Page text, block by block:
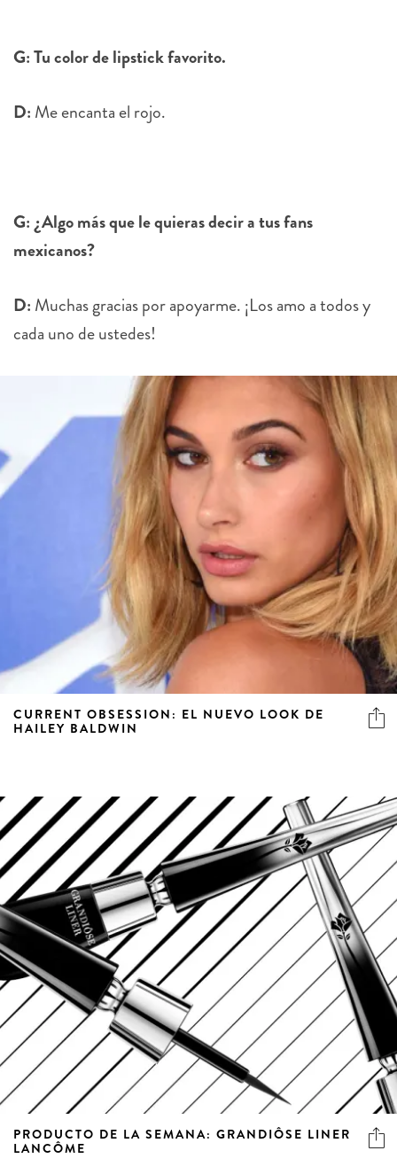
G: Tu color de lipstick favorito.
D: Me encanta el rojo.
G: ¿Algo más que le quieras decir a tus fans
mexicanos?
D: Muchas gracias por apoyarme. ¡Los amo a todos y
cada uno de ustedes!
CURRENT OBSESSION: EL NUEVO LOOK DE
HAILEY BALDWIN
PRODUCTO DE LA SEMANA: GRANDIÔSE LINER
LANCÔME